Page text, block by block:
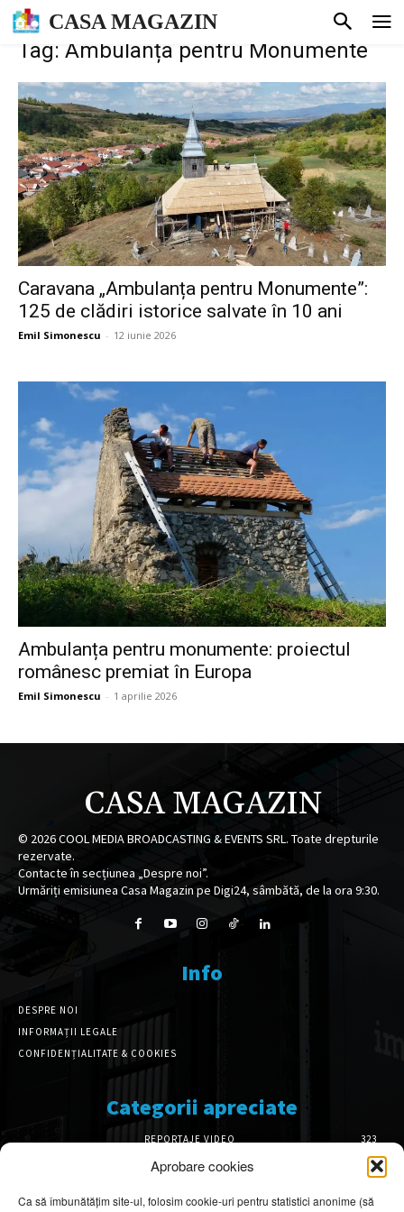
Aprobare cookies
Ca să îmbunătățim site-ul, folosim cookie-uri pentru statistici anonime (să
CASA MAGAZIN
Tag: Ambulanța pentru Monumente
Caravana „Ambulanța pentru Monumente”:
125 de clădiri istorice salvate în 10 ani
Emil Simonescu - 12 iunie 2026
Ambulanța pentru monumente: proiectul
românesc premiat în Europa
Emil Simonescu - 1 aprilie 2026
CASA MAGAZIN
© 2026COOL MEDIA BROADCASTING & EVENTS SRL. Toate drepturile
rezervate.
Contacte în secțiunea „Despre noi”.
Urmăriți emisiunea Casa Magazin pe Digi24, sâmbătă, de la ora 9:30.
Info
DESPRE NOI
INFORMAȚII LEGALE
CONFIDENȚIALITATE & COOKIES
Categorii apreciate
REPORTAJE VIDEO
323
AMENAJĂRI INTERIOARE
126
DESIGN INTERIOR
64